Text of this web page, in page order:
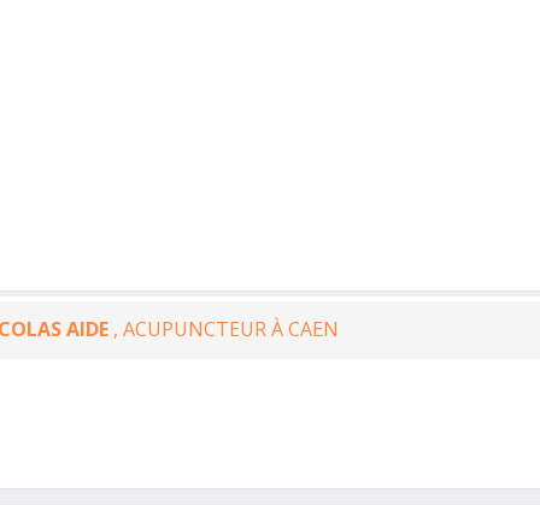
AIDE , ACUPUNCTEUR À CAEN